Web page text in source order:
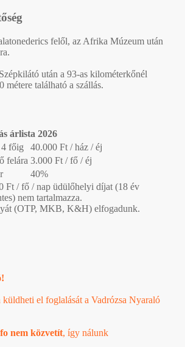
felől, az Afrika Múzeum után
után a 93-as kilométerkőnél
métere található a szállás.
árlista 2026
főig
40.000 Ft / ház / éj
felára 3.000 Ft / fő / éj
40%
Ft / fő / nap üdülőhelyi díjat (18 év
nem tartalmazza.
(OTP, MKB, K&H) elfogadunk.
el foglalását a Vadrózsa Nyaraló
nem közvetít, így nálunk